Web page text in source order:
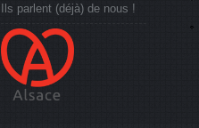
Ils parlent (déjà) de nous !